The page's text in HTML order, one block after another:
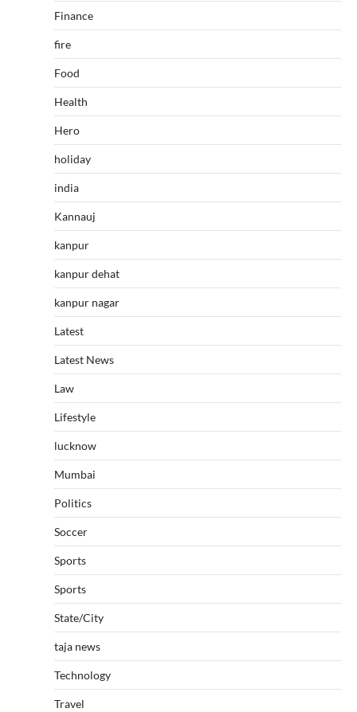
Finance
fire
Food
Health
Hero
holiday
india
Kannauj
kanpur
kanpur dehat
kanpur nagar
Latest
Latest News
Law
Lifestyle
lucknow
Mumbai
Politics
Soccer
Sports
Sports
State/City
taja news
Technology
Travel